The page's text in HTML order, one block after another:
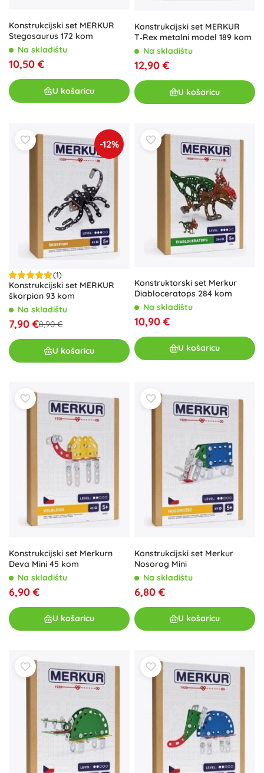
Konstrukcijski set MERKUR
Stegosaurus 172 kom
Na skladištu
10,50 €
U košaricu
Konstrukcijski set MERKUR
T‑Rex metalni model 189 kom
Na skladištu
12,90 €
U košaricu
-12%
(1)
Konstrukcijski set MERKUR
škorpion 93 kom
Na skladištu
7,90 €8,90 €
U košaricu
Konstruktorski set Merkur
Diabloceratops 284 kom
Na skladištu
10,90 €
U košaricu
Konstrukcijski set Merkurn
Deva Mini 45 kom
Na skladištu
6,90 €
U košaricu
Konstrukcijski set Merkur
Nosorog Mini
Na skladištu
6,80 €
U košaricu